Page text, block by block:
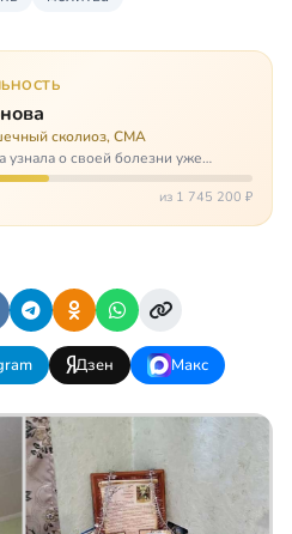
сколиоз, СМА
узнала о своей болезни уже
возрасте. Ей пришлось
коляске и сильнейшемуиз 1 745 200 ₽
Дзен Макс